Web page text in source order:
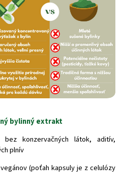
bylinný extrakt
konzervačných látok, aditív,
plnív
(poťah kapsuly je z celulózy